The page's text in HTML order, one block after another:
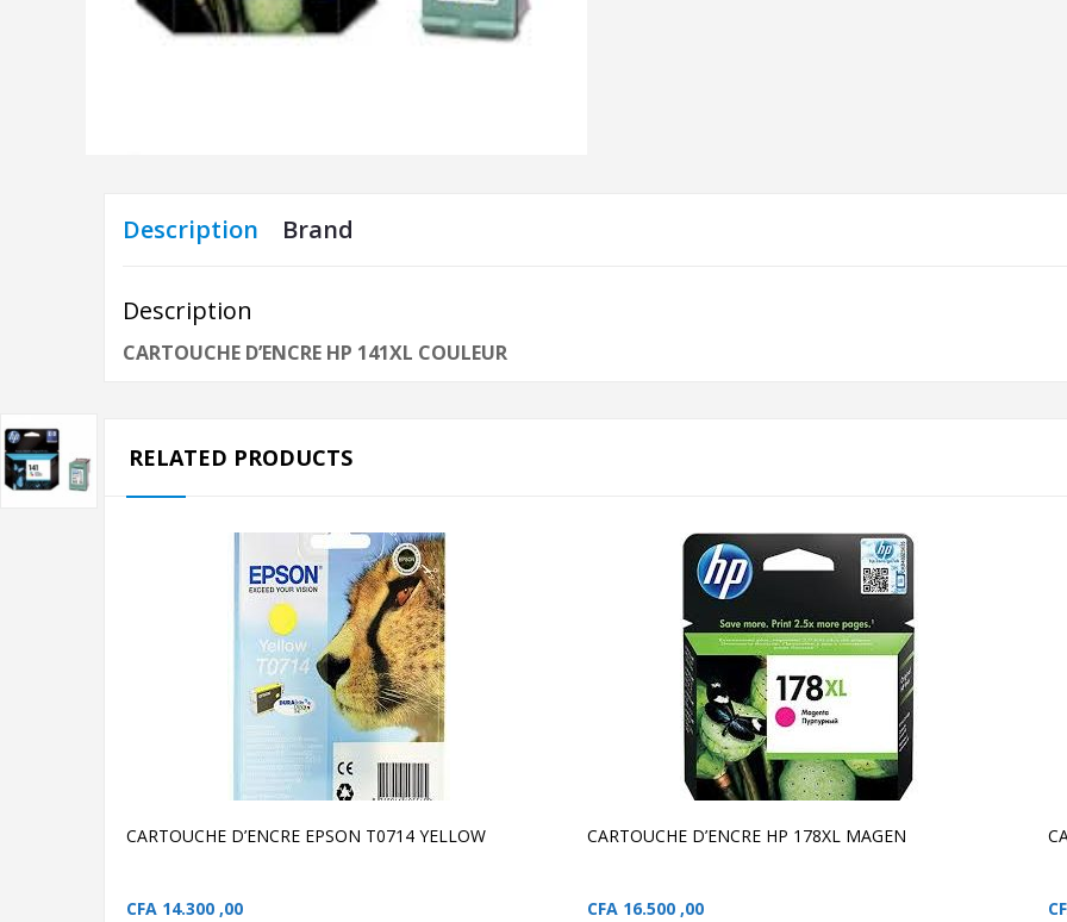
Description Brand
Description
CARTOUCHE D’ENCRE HP 141XL COULEUR
RELATED PRODUCTS
AJOUTER AU PANIER
CARTOUCHE D’ENCRE
EPSON T0714 YELLOW
CARTOUCHE D’ENCRE
EPSON T0714 YELLOW
CARTOUCHE D’ENCRE EPSON T0714 YELLOW
CFA 14.300 ,00
AJOUTER AU PANIER
CARTOUCHE D’ENCRE
HP 178XL MAGEN
CARTOUCHE D’ENCRE HP
178XL MAGENTA
CARTOUCHE D’ENCRE HP 178XL MAGEN
CFA 16.500 ,00